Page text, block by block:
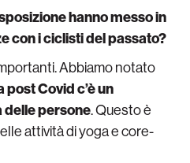
hanno messo in
con i ciclisti del passato?
Abbiamo notato
post Covid c’è un
delle persone. Questo è
attività di yoga e core-